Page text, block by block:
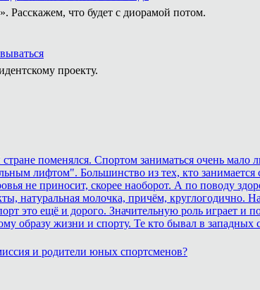
что будет с диорамой потом.
проекту.
поменялся. Спортом заниматься очень
лифтом". Большинство из тех, кто
не приносит, скорее наоборот. А по поводу
натуральная молочка, причём, круглогодично.
это ещё и дорого. Значительную роль играет и
образу жизни и спорту. Те кто бывал в западных
и родители юных спортсменов?